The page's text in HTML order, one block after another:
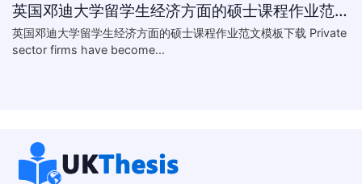
英国邓迪大学留学生经济方面的硕士课程作业范文模板下载-What are the major obstacles that confront Chinese private firms in today
英国邓迪大学留学生经济方面的硕士课程作业范文模板下载 Private
sector firms have become...